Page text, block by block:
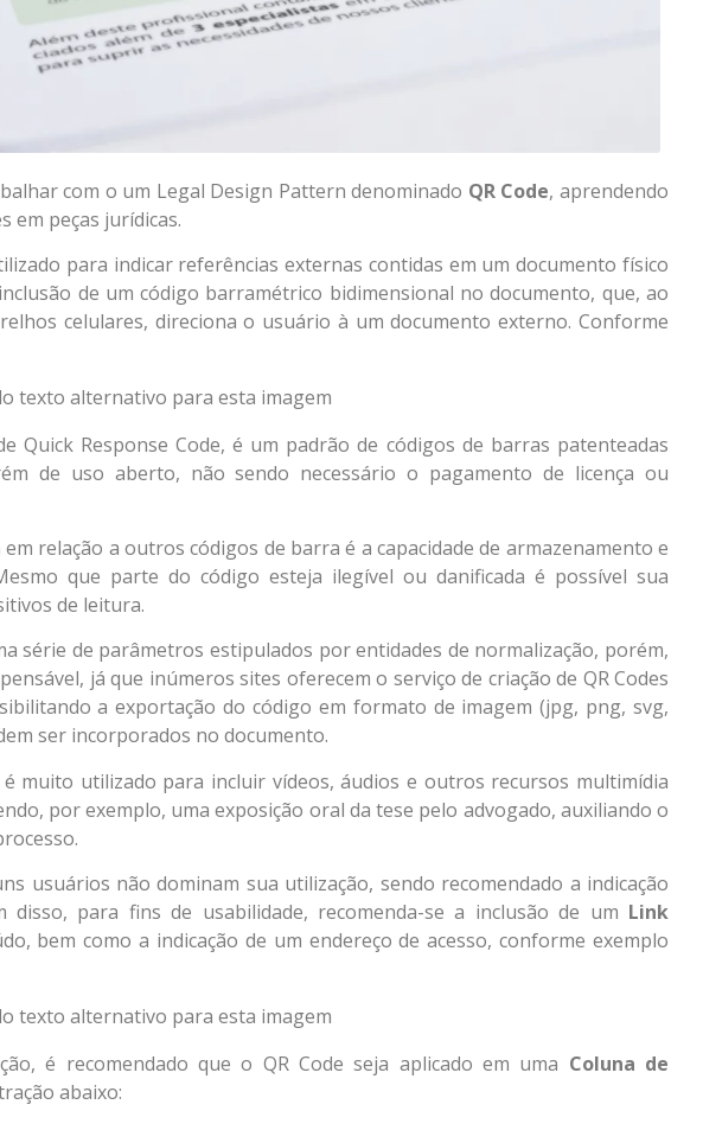
com o um Legal Design Pattern denominado QR Code, aprendendo
em peças jurídicas.
para indicar referências externas contidas em um documento físico
de um código barramétrico bidimensional no documento, que, ao
celulares, direciona o usuário à um documento externo. Conforme
Quick Response Code, é um padrão de códigos de barras patenteadas
de uso aberto, não sendo necessário o pagamento de licença ou
relação a outros códigos de barra é a capacidade de armazenamento e
que parte do código esteja ilegível ou danificada é possível sua
de leitura.
série de parâmetros estipulados por entidades de normalização, porém,
já que inúmeros sites oferecem o serviço de criação de QR Codes
a exportação do código em formato de imagem (jpg, png, svg,
ser incorporados no documento.
é muito utilizado para incluir vídeos, áudios e outros recursos multimídia
por exemplo, uma exposição oral da tese pelo advogado, auxiliando o
usuários não dominam sua utilização, sendo recomendado a indicação
disso, para fins de usabilidade, recomenda-se a inclusão de um Link
bem como a indicação de um endereço de acesso, conforme exemplo
é recomendado que o QR Code seja aplicado em uma Coluna de
abaixo: